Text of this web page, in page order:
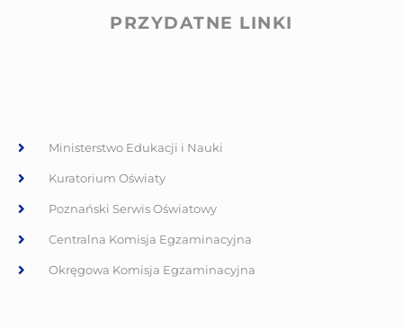
PRZYDATNE LINKI
Ministerstwo Edukacji i Nauki
Kuratorium Oświaty
Poznański Serwis Oświatowy
Centralna Komisja Egzaminacyjna
Okręgowa Komisja Egzaminacyjna